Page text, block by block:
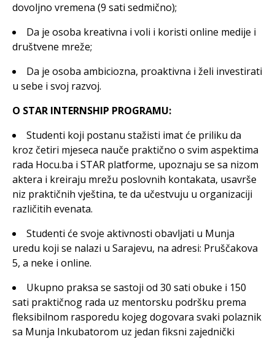
dovoljno vremena (9 sati sedmično);
Da je osoba kreativna i voli i koristi online medije i
društvene mreže;
Da je osoba ambiciozna, proaktivna i želi investirati
u sebe i svoj razvoj.
O STAR INTERNSHIP PROGRAMU:
Studenti koji postanu stažisti imat će priliku da
kroz četiri mjeseca nauče praktično o svim aspektima
rada Hocu.ba i STAR platforme, upoznaju se sa nizom
aktera i kreiraju mrežu poslovnih kontakata, usavrše
niz praktičnih vještina, te da učestvuju u organizaciji
različitih evenata.
Studenti će svoje aktivnosti obavljati u Munja
uredu koji se nalazi u Sarajevu, na adresi: Pruščakova
5, a neke i online.
Ukupno praksa se sastoji od 30 sati obuke i 150
sati praktičnog rada uz mentorsku podršku prema
fleksibilnom rasporedu kojeg dogovara svaki polaznik
sa Munja Inkubatorom uz jedan fiksni zajednički